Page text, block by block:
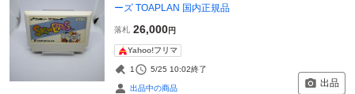
ーズ TOAPLAN 国内正規品
落札 26,000円
Yahoo!フリマ
1 5/25 10:02終了
出品中の商品 出品